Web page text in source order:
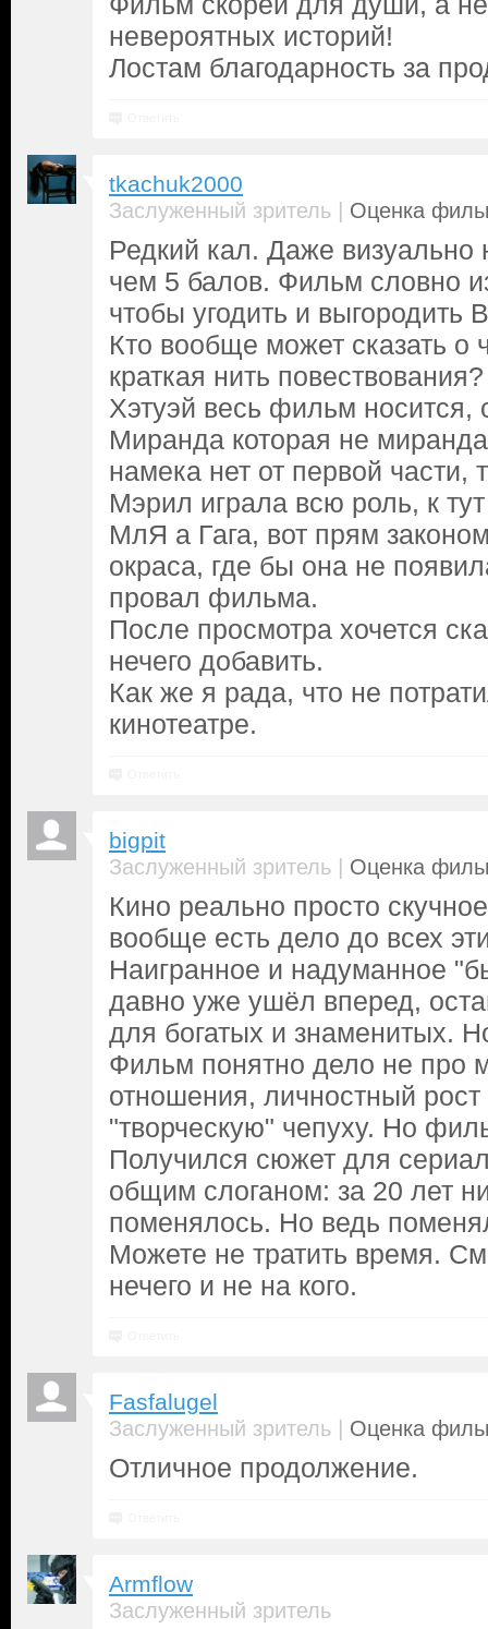
невероятных историй!
Лостам благодарность за
tkachuk2000
Заслуженный зритель | Оценка
Редкий кал. Даже визуально
чем 5 балов. Фильм словно
чтобы угодить и выгородить
Кто вообще может сказать
краткая нить повествования?
Хэтуэй весь фильм
Миранда которая не
намека нет от первой части,
Мэрил играла всю роль, к
МлЯ а Гага, вот прям
окраса, где бы она не
провал фильма.
После просмотра хочется
нечего добавить.
Как же я рада, что не
кинотеатре.
bigpit
Заслуженный зритель | Оценка
Кино реально просто
вообще есть дело до всех
Наигранное и надуманное
давно уже ушёл вперед,
для богатых и знаменитых.
Фильм понятно дело не про
отношения, личностный
"творческую" чепуху. Но
Получился сюжет для
общим слоганом: за 20 лет
поменялось. Но ведь
Можете не тратить время.
нечего и не на кого.
Fasfalugel
Заслуженный зритель | Оценка
Отличное продолжение.
Armflow
Заслуженный зритель